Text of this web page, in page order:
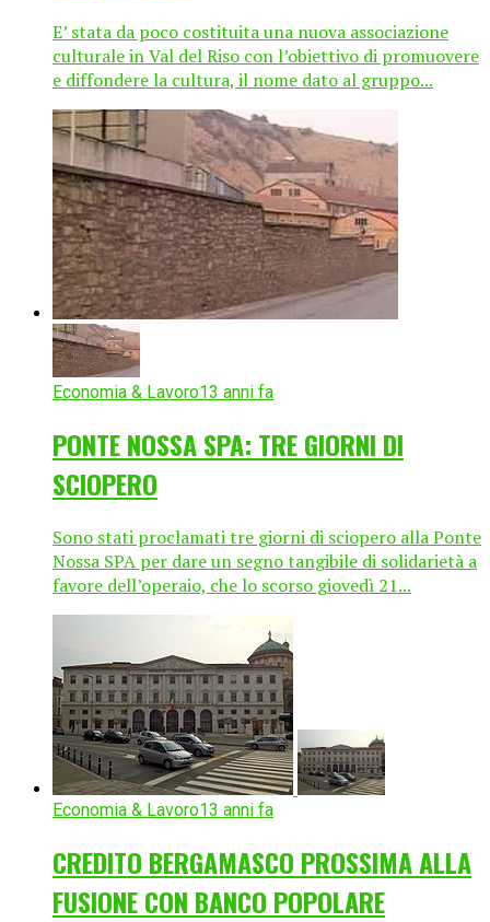
E’ stata da poco costituita una nuova associazione
culturale in Val del Riso con l’obiettivo di promuovere
e diffondere la cultura, il nome dato al gruppo...
Economia & Lavoro13 anni fa
PONTE NOSSA SPA: TRE GIORNI DI
SCIOPERO
Sono stati proclamati tre giorni di sciopero alla Ponte
Nossa SPA per dare un segno tangibile di solidarietà a
favore dell’operaio, che lo scorso giovedì 21...
Economia & Lavoro13 anni fa
CREDITO BERGAMASCO PROSSIMA ALLA
FUSIONE CON BANCO POPOLARE